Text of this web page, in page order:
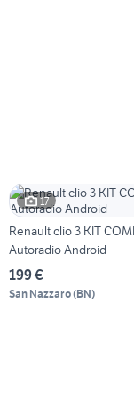
17
Renault clio 3 KIT
Autoradio Android
199 €
San Nazzaro(BN)